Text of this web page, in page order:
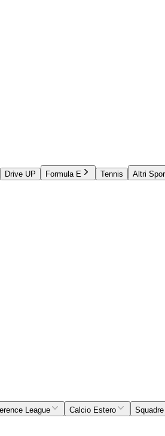
Drive UP Formula E Tennis Altri
League Calcio Estero Squadre